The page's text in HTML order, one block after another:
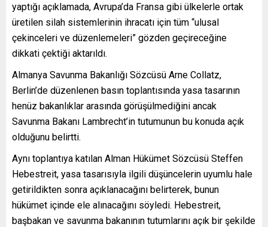
yaptığı açıklamada, Avrupa’da Fransa gibi ülkelerle ortak
üretilen silah sistemlerinin ihracatı için tüm “ulusal
çekinceleri ve düzenlemeleri” gözden geçireceğine
dikkati çektiği aktarıldı.
Almanya Savunma Bakanlığı Sözcüsü Arne Collatz,
Berlin’de düzenlenen basın toplantısında yasa tasarının
henüz bakanlıklar arasında görüşülmediğini ancak
Savunma Bakanı Lambrecht’in tutumunun bu konuda açık
olduğunu belirtti.
Aynı toplantıya katılan Alman Hükümet Sözcüsü Steffen
Hebestreit, yasa tasarısıyla ilgili düşüncelerin uyumlu hale
getirildikten sonra açıklanacağını belirterek, bunun
hükümet içinde ele alınacağını söyledi. Hebestreit,
başbakan ve savunma bakanının tutumlarını açık bir şekilde